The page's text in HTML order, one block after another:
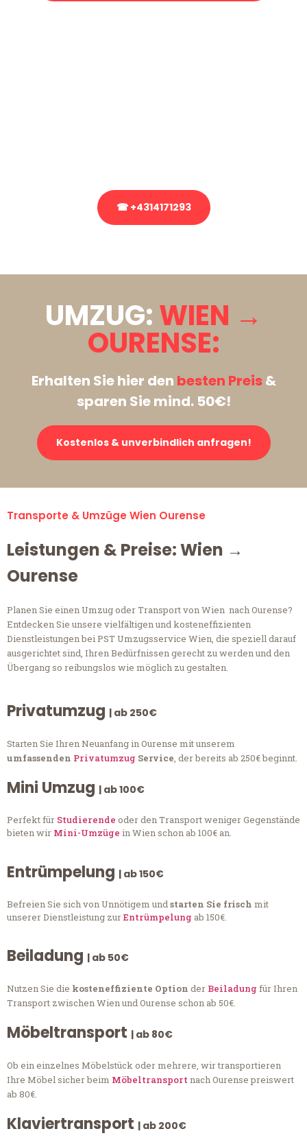
☎ +4314171293
UMZUG:WIEN →
OURENSE:
Erhalten Sie hier den besten Preis&
sparen Sie mind. 50€!
Kostenlos & unverbindlich anfragen!
Transporte & Umzüge Wien Ourense
Leistungen & Preise: Wien →
Ourense
Planen Sie einen Umzug oder Transport von Wien nach Ourense?
Entdecken Sie unsere vielfältigen und kosteneffizienten
Dienstleistungen bei PST Umzugsservice Wien, die speziell darauf
ausgerichtet sind, Ihren Bedürfnissen gerecht zu werden und den
Übergang so reibungslos wie möglich zu gestalten.
Privatumzug | ab 250€
Starten Sie Ihren Neuanfang in Ourense mit unserem
umfassenden Privatumzug Service, der bereits ab 250€ beginnt.
Mini Umzug | ab 100€
Perfekt für Studierende oder den Transport weniger Gegenstände
bieten wir Mini-Umzüge in Wien schon ab 100€ an.
Entrümpelung | ab 150€
Befreien Sie sich von Unnötigem undstarten Sie frisch mit
unserer Dienstleistung zurEntrümpelung ab 150€.
Beiladung | ab 50€
Nutzen Sie die kosteneffiziente Option der Beiladung für Ihren
Transport zwischen Wien und Ourense schon ab 50€.
Möbeltransport | ab 80€
Ob ein einzelnes Möbelstück oder mehrere, wir transportieren
Ihre Möbel sicher beim Möbeltransportnach Ourense preiswert
ab 80€.
Klaviertransport | ab 200€